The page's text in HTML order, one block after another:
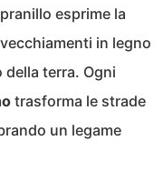
esprime la
in legno
terra. Ogni
trasforma le strade
un legame